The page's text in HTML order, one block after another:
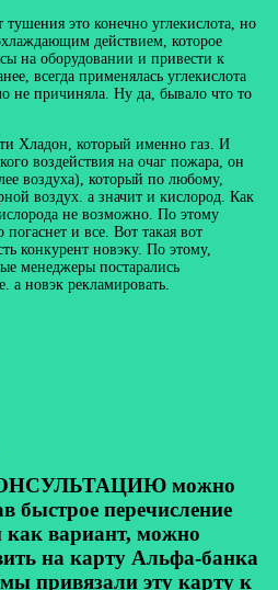
это конечно углекислота, но
действием, которое
на оборудовании и привести к
всегда применялась углекислота
не причиняла. Ну да, бывало что то
Хладон, который именно газ. И
воздействия на очаг пожара, он
воздуха), который по любому,
воздух. а значит и кислород. Как
не возможно. По этому
погаснет и все. Вот такая вот
конкурент новэку. По этому,
менеджеры постарались
а новэк рекламировать.
можно
быстрое перечисление
вариант, можно
на карту Альфа-банка
привязали эту карту к